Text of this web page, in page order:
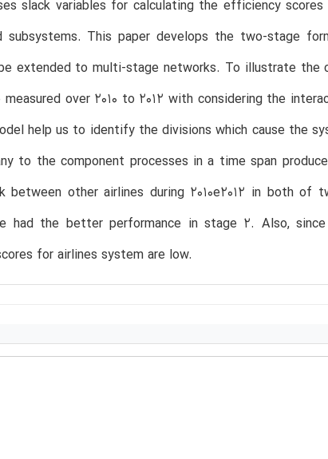
slack variables for calculating the efficiency
subsystems. This paper develops the two-stage
extended to multi-stage networks. To illustrate
measured over 2010 to 2012 with considering the
help us to identify the divisions which cause the
to the component processes in a time span
between other airlines during 2010e2012 in both
had the better performance in stage 2. Also,
for airlines system are low.